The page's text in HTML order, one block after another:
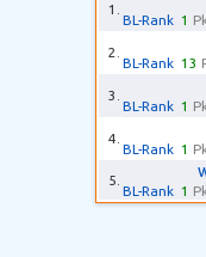
1.
BL-Rank 1
2.
BL-Rank 13
3.
BL-Rank 1
4.
BL-Rank 1
5.
BL-Rank 1